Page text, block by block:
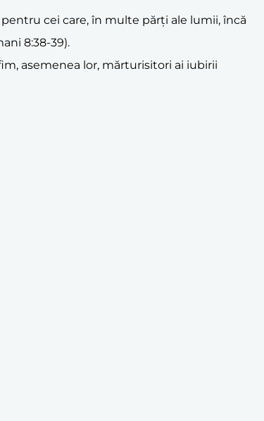
pentru cei care, în multe părți ale lumii, încă
8:38-39).
asemenea lor, mărturisitori ai iubirii